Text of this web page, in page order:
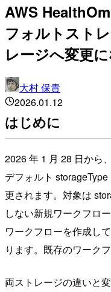
AWS
フォルトスト
レージへ変更
大村 保貴
2026.01.12
はじめに
2026 年 1 月 28 日から
デフォルト
更されます。対象は
しない新規ワークフロ
ワークフローを作成し
ります。既存のワーク
両ストレージの違いと